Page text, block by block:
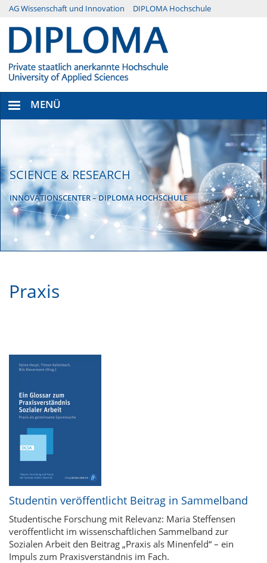
Direkt
Inhalt
Secondary
AG Wissenschaft und Innovation DIPLOMA Hochschule
MENÜ
SCIENCE & RESEARCH
INNOVATIONSCENTER – DIPLOMA HOCHSCHULE
Praxis
Studentin veröffentlicht Beitrag in Sammelband
Studentische Forschung mit Relevanz: Maria Steffensen
veröffentlicht im wissenschaftlichen Sammelband zur
Sozialen Arbeit den Beitrag „Praxis als Minenfeld“ – ein
Impuls zum Praxisverständnis im Fach.